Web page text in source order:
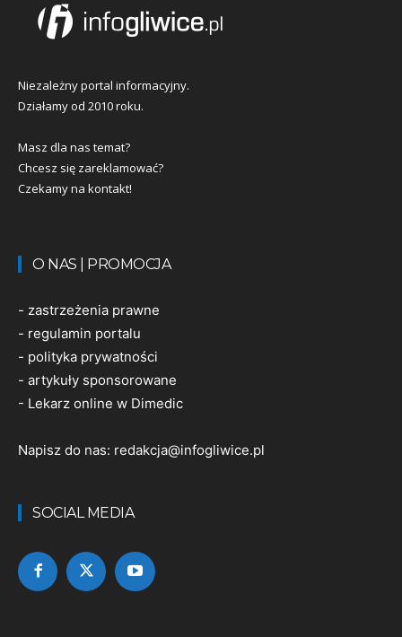
Niezależny portal informacyjny.
Działamy od 2010 roku.
Masz dla nas temat?
Chcesz się zareklamować?
Czekamy na kontakt!
O NAS | PROMOCJA
- zastrzeżenia prawne
- regulamin portalu
- polityka prywatności
- artykuły sponsorowane
- Lekarz online w Dimedic
Napisz do nas: redakcja@infogliwice.pl
SOCIAL MEDIA